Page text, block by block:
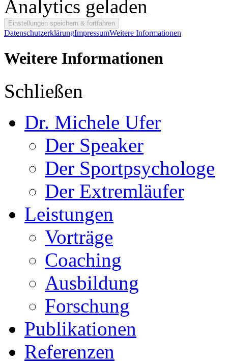
Analytics geladen
DatenschutzerklärungImpressumWeitere Informationen
Weitere Informationen
Schließen
Dr. Michele Ufer
Der Speaker
Der Sportpsychologe
Der Extremläufer
Leistungen
Vorträge
Coaching
Ausbildung
Forschung
Publikationen
Referenzen